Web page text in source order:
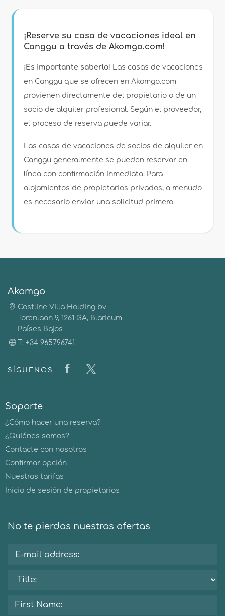
¡Reserve su casa de vacaciones ideal en
Canggu a través de Akomgo.com!
¡Es importante saberlo! Las casas de vacaciones
en Canggu que se ofrecen en Akomgo.com
provienen directamente del propietario o de un
socio de alquiler profesional. Según el proveedor,
el proceso de reserva puede variar.
Las casas de vacaciones de socios de alquiler en
Canggu generalmente se pueden reservar en
línea con confirmación inmediata. Para
alojamientos de propietarios privados, a menudo
es necesario enviar una solicitud primero.
Akomgo
Costline Villa Holding bv
Torenlaan 9, 1261 GA, Blaricum
Países Bajos
T: +34 965796741
SÍGUENOS
Soporte
¿Cómo hacer una reserva?
¿Quiénes somos?
Contacte con nosotros
Confirmar opción
Nuestras tarifas
Inicio de sesión de propietarios
No te pierdas nuestras ofertas